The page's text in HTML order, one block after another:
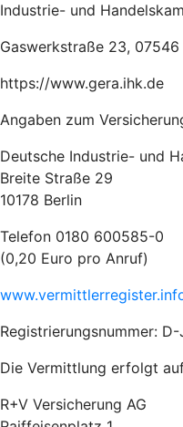
Industrie- und
Gaswerkstraße 23, 07546
https://www.gera.ihk.de
Angaben zum
Deutsche Industrie- und
Breite Straße 29
10178 Berlin
Telefon 0180 600585-0
(0,20 Euro pro Anruf)
Registrierungsnummer:
Die Vermittlung erfolgt
R+V Versicherung AG